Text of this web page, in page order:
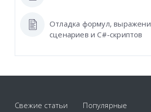
Отладка формул,
сценариев и C#-скриптов
Свежие статьи
Популярные